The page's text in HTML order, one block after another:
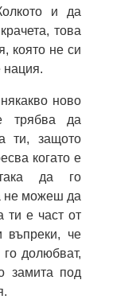
и да
това
която не си
нация.
ново
трябва да
ти, защото
когато е
да го
не можеш да
ти е част от
въпреки, че
долюбват,
замита под